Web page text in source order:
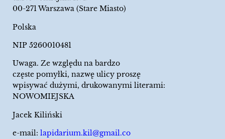
00-271 Warszawa (Stare Miasto)
Polska
NIP 5260010481
Uwaga. Ze względu na bardzo
częste pomyłki, nazwę ulicy proszę
wpisywać dużymi, drukowanymi literami:
NOWOMIEJSKA
Jacek Kiliński
e-mail: lapidarium.kil@gmail.co